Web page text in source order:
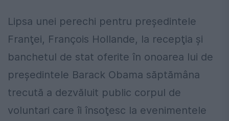
Lipsa unei perechi pentru preşedintele
Franţei, François Hollande, la recepţia şi
banchetul de stat oferite în onoarea lui de
preşedintele Barack Obama săptămâna
trecută a dezvăluit public corpul de
voluntari care îi însoţesc la evenimentele